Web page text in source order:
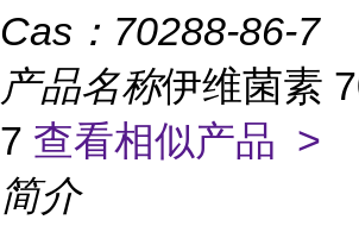
Cas： 70288-86-7
产品名称伊维菌素
7 查看相似产品 >
简介